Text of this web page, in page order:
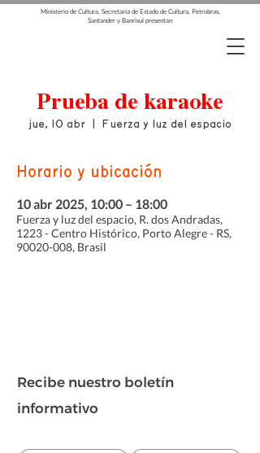
Ministerio de Cultura, Secretaría de Estado de Cultura, Petrobras,
Santander y Banrisul presentan
Prueba de karaoke
jue, 10 abr Fuerza y luz del espacio
Horario y ubicación
10 abr 2025, 10:00 – 18:00
Fuerza y luz del espacio, R. dos Andradas,
1223 - Centro Histórico, Porto Alegre - RS,
90020-008, Brasil
Recibe nuestro boletín
informativo